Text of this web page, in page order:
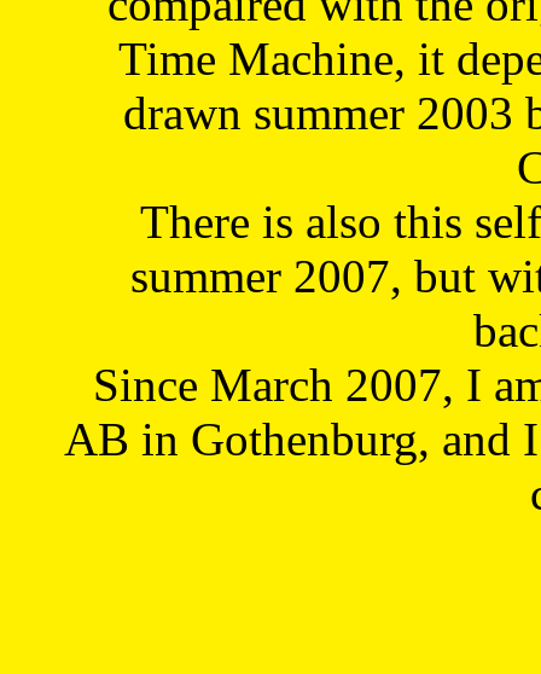
Time Machine, it
drawn summer 2003
There is also this
summer 2007, but
Since March 2007, I
AB in Gothenburg, and